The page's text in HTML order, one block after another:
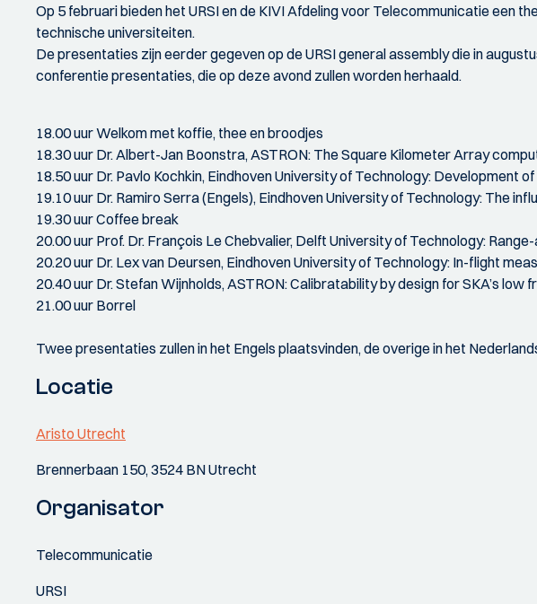
Op 5 februari bieden het URSI en de KIVI Afdeling voor Telecommunicatie een
technische universiteiten.
De presentaties zijn eerder gegeven op de URSI general assembly die in
conferentie presentaties, die op deze avond zullen worden herhaald.
18.00 uur Welkom met koffie, thee en broodjes
18.30 uur Dr. Albert-Jan Boonstra, ASTRON: The Square Kilometer Array
18.50 uur Dr. Pavlo Kochkin, Eindhoven University of Technology: Development
19.10 uur Dr. Ramiro Serra (Engels), Eindhoven University of Technology:
19.30 uur Coffee break
20.00 uur Prof. Dr. François Le Chebvalier, Delft University of Technology:
20.20 uur Dr. Lex van Deursen, Eindhoven University of Technology: In-flight
20.40 uur Dr. Stefan Wijnholds, ASTRON: Calibratability by design for SKA’s
21.00 uur Borrel
Twee presentaties zullen in het Engels plaatsvinden, de overige in het
Locatie
Aristo Utrecht
Brennerbaan 150, 3524 BN Utrecht
Organisator
Telecommunicatie
URSI